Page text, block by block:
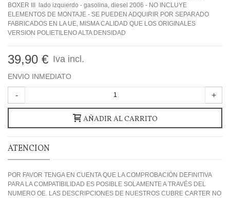
BOXER III lado izquierdo - gasolina, diesel 2006 - NO INCLUYE
ELEMENTOS DE MONTAJE - SE PUEDEN ADQUIRIR POR SEPARADO
FABRICADOS EN LA UE, MISMA CALIDAD QUE LOS ORIGINALES
VERSION POLIETILENO ALTA DENSIDAD
39,90 € Iva incl.
ENVIO INMEDIATO
- +
AÑADIR AL CARRITO
ATENCION
POR FAVOR TENGA EN CUENTA QUE LA COMPROBACIÓN DEFINITIVA
PARA LA COMPATIBILIDAD ES POSIBLE SOLAMENTE A TRAVÉS DEL
NUMERO OE. LAS DESCRIPCIONES DE NUESTROS CUBRE CARTER NO